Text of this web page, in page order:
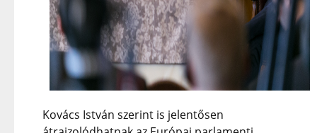
Kovács István szerint is jelentősen